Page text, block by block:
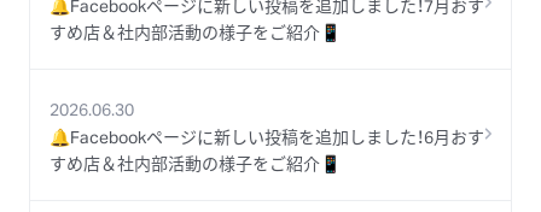
すめ店＆社内部活動の様子をご紹介📱
2026.06.30
🔔Facebookページに新しい投稿を追加しました！6月おす
すめ店＆社内部活動の様子をご紹介📱